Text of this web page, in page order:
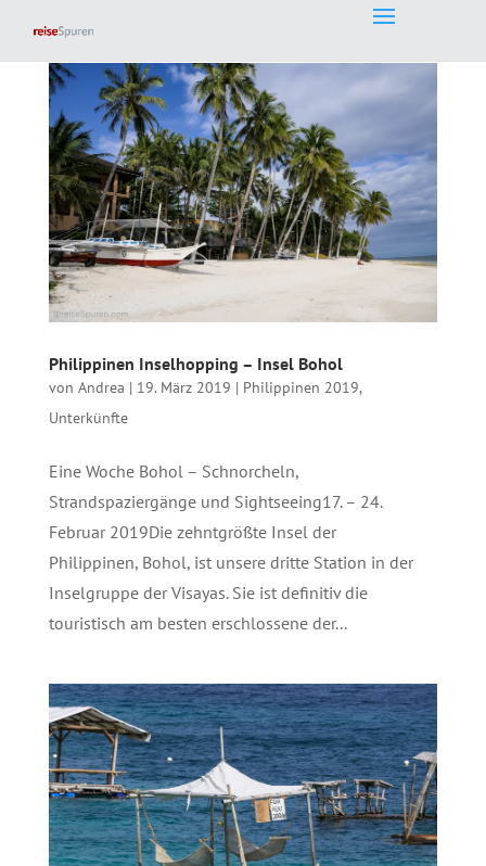
Philippinen Inselhopping – Insel Bohol
von Andrea | 19. März 2019 | Philippinen 2019,
Unterkünfte
Eine Woche Bohol – Schnorcheln,
Strandspaziergänge und Sightseeing17. – 24.
Februar 2019Die zehntgrößte Insel der
Philippinen, Bohol, ist unsere dritte Station in der
Inselgruppe der Visayas. Sie ist definitiv die
touristisch am besten erschlossene der...